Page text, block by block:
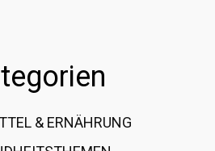
& ERNÄHRUNG